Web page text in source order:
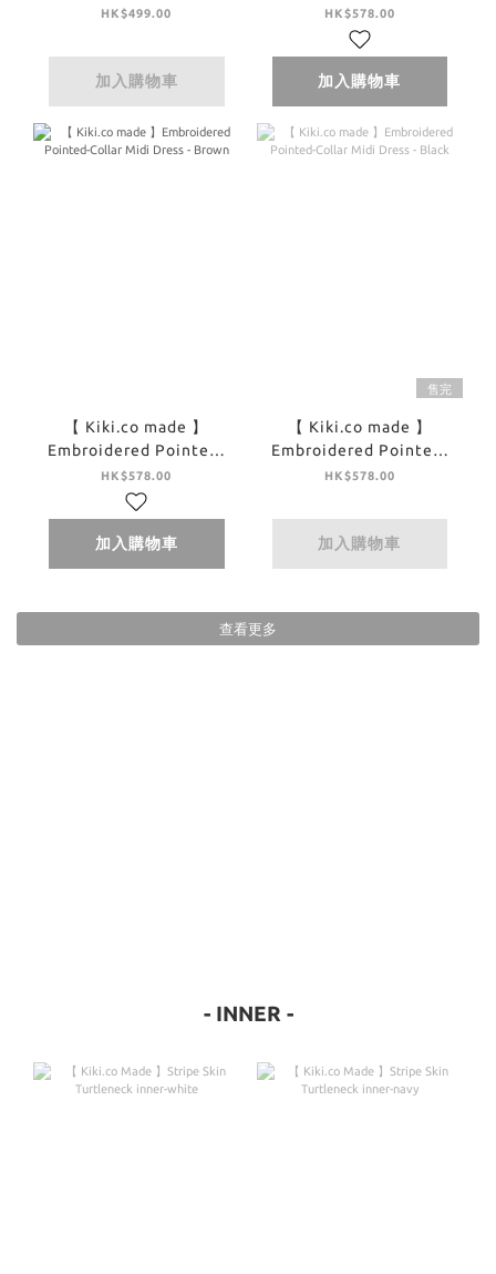
Panel Skirt - Denim
HK$499.00
加入購物車
Collar Midi Dress -
Ivory
HK$578.00
加入購物車
【 Kiki.co made 】
Embroidered Pointed-
Collar Midi Dress -
Brown
HK$578.00
加入購物車
售完
【 Kiki.co made 】
Embroidered Pointed-
Collar Midi Dress -
HK$578.00
加入購物車
查看更多
- INNER -